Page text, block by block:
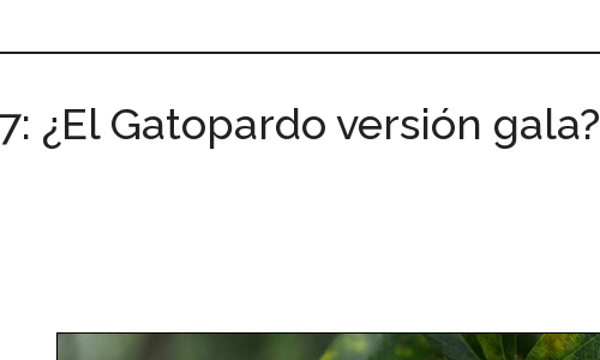
¿El Gatopardo versión gala?